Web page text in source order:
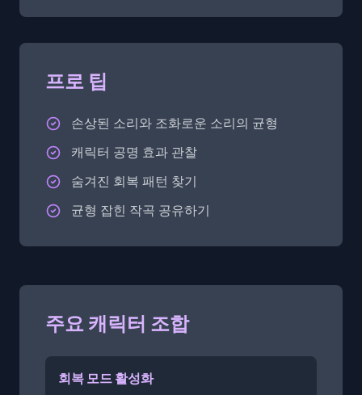
프로 팁
손상된 소리와 조화로운 소리의 균형
캐릭터 공명 효과 관찰
숨겨진 회복 패턴 찾기
균형 잡힌 작곡 공유하기
주요 캐릭터 조합
회복 모드 활성화